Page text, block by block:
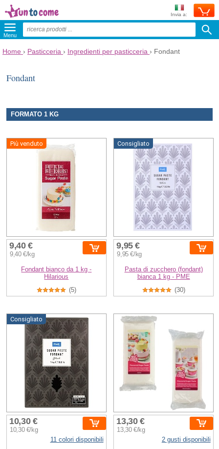
Invia a:
Menu
Home › Pasticceria › Ingredienti per pasticceria › Fondant
Fondant
FORMATO 1 KG
Più venduto
9,40 €
9,40 €/kg
Fondant bianco da 1 kg -
Hilarious
(5)
Consigliato
9,95 €
9,95 €/kg
Pasta di zucchero (fondant)
bianca 1 kg - PME
(30)
Consigliato
10,30 €
10,30 €/kg
11 colori disponibili
13,30 €
13,30 €/kg
2 gusti disponibili